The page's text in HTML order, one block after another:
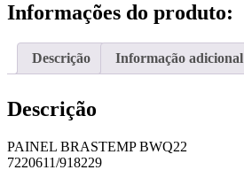
Informações do produto:
Descrição Informação adicional
Descrição
PAINEL BRASTEMP BWQ22
7220611/918229